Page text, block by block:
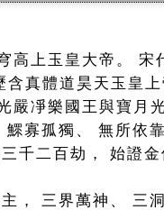
上玉皇大帝。
真體道昊天玉皇
凈樂國王與寶月
寡孤獨、 無所依
千二百劫， 始證
， 三界萬神、 三